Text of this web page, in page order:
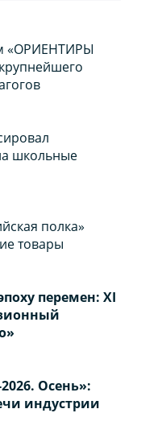
«ОРИЕНТИРЫ
школьные
полка»
товары
перемен: XI
Осень»:
индустрии